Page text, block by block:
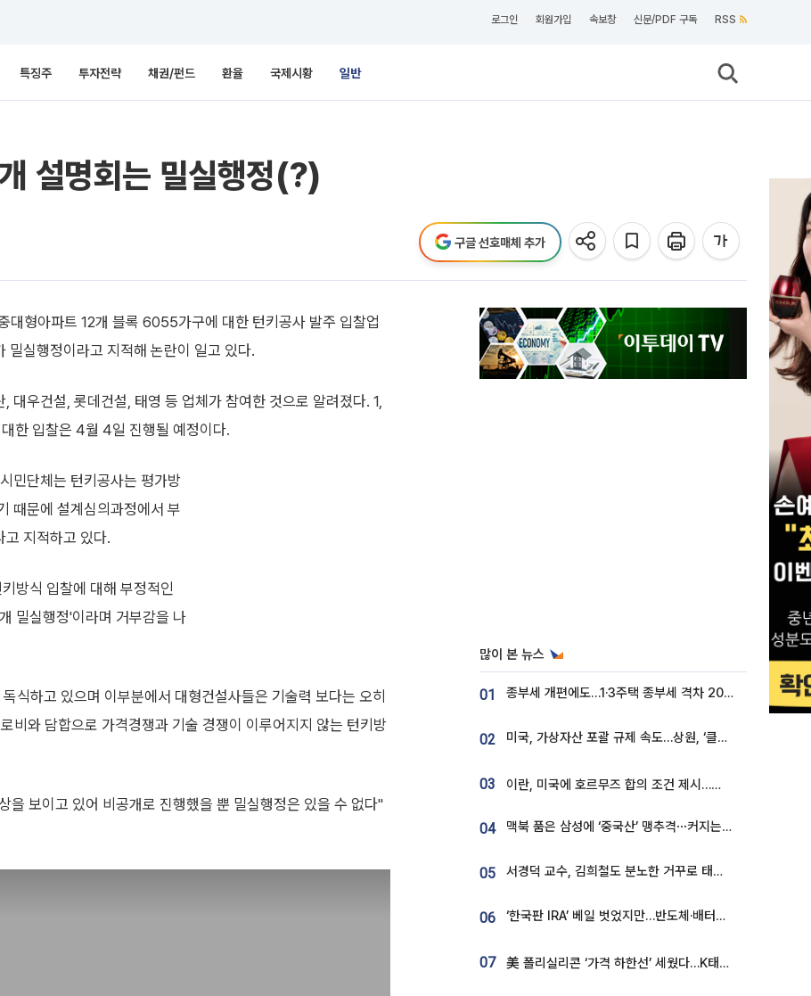
로그인 회원가입 속보창 신문/PDF 구독 RSS
특징주 투자전략 채권/펀드 환율 국제시황 일반
설명회는 밀실행정(?)
구글 선호매체 추가
형아파트 12개 블록 6055가구에 대한 턴키공사 발주 입찰업
밀실행정이라고 지적해 논란이 일고 있다.
대우건설, 롯데건설, 태영 등 업체가 참여한 것으로 알려졌다. 1,
한 입찰은 4월 4일 진행될 예정이다.
민단체는 턴키공사는 평가방
때문에 설계심의과정에서 부
고 지적하고 있다.
방식 입찰에 대해 부정적인
밀실행정'이라며 거부감을 나
식하고 있으며 이부분에서 대형건설사들은 기술력 보다는 오히
비와 담합으로 가격경쟁과 기술 경쟁이 이루어지지 않는 턴키방
보이고 있어 비공개로 진행했을 뿐 밀실행정은 있을 수 없다"
많이 본 뉴스
01 종부세 개편에도…1·3주택 종부세 격차 2028년부터 확대
02 미국, 가상자산 포괄 규제 속도…상원, ‘클래리티법’ 9월 절차투표 추진
03 이란, 미국에 호르무즈 합의 조건 제시…美 “경기 아직 안 끝나” [종합]
04 맥북 품은 삼성에 ‘중국산’ 맹추격⋯커지는 노트북 OLED 시장
05 서경덕 교수, 김희철도 분노한 거꾸로 태극기⋯"엉터리는 아냐, 아쉬울 뿐"
06 ‘한국판 IRA’ 베일 벗었지만…반도체·배터리 업계 “시행령이 관건”
07 美 폴리실리콘 ‘가격 하한선’ 세웠다…K태양광 수혜 기대